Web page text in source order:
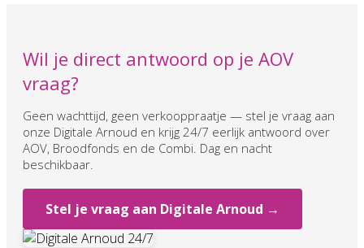
Wil je direct antwoord op je AOV
vraag?
Geen wachttijd, geen verkooppraatje — stel je vraag aan
onze Digitale Arnoud en krijg 24/7 eerlijk antwoord over
AOV, Broodfonds en de Combi. Dag en nacht
beschikbaar.
Stel je vraag aan Digitale Arnoud →